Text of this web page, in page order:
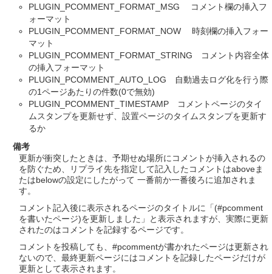
PLUGIN_PCOMMENT_FORMAT_MSG コメント欄の挿入フ
ォーマット
PLUGIN_PCOMMENT_FORMAT_NOW 時刻欄の挿入フォー
マット
PLUGIN_PCOMMENT_FORMAT_STRING コメント内容全体
の挿入フォーマット
PLUGIN_PCOMMENT_AUTO_LOG 自動過去ログ化を行う際
の1ページあたりの件数(0で無効)
PLUGIN_PCOMMENT_TIMESTAMP コメントページのタイ
ムスタンプを更新せず、設置ページのタイムスタンプを更新す
るか
備考
更新が衝突したときは、予期せぬ場所にコメントが挿入されるの
を防ぐため、リプライ先を指定して記入したコメントはaboveま
たはbelowの設定にしたがって 一番前か一番後ろに追加されま
す。
コメント記入後に表示されるページのタイトルに「(#pcomment
を書いたページ)を更新しました」と表示されますが、実際に更新
されたのはコメントを記録するページです。
コメントを投稿しても、#pcommentが書かれたページは更新され
ないので、最終更新ページにはコメントを記録したページだけが
更新として表示されます。